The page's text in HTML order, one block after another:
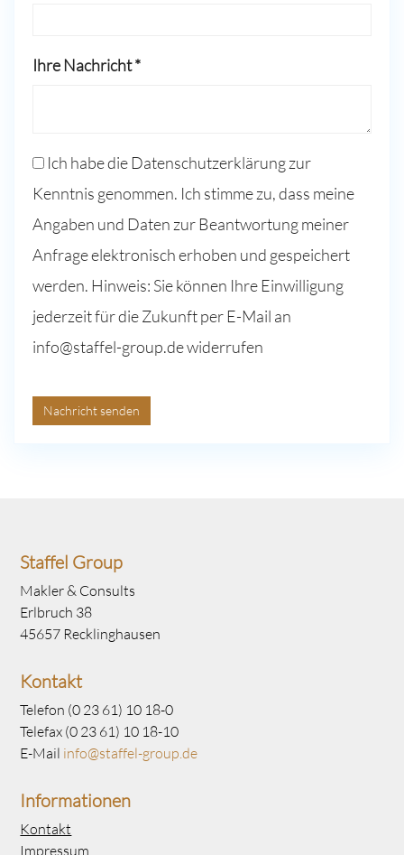
Ihre Nachricht *
Ich habe die Datenschutzerklärung zur
Kenntnis genommen. Ich stimme zu, dass meine
Angaben und Daten zur Beantwortung meiner
Anfrage elektronisch erhoben und gespeichert
werden. Hinweis: Sie können Ihre Einwilligung
jederzeit für die Zukunft per E-Mail an
info@staffel-group.de widerrufen
Nachricht senden
Staffel Group
Makler & Consults
Erlbruch 38
45657 Recklinghausen
Kontakt
Telefon (0 23 61) 10 18-0
Telefax (0 23 61) 10 18-10
E-Mail info@staffel-group.de
Informationen
Kontakt
Impressum